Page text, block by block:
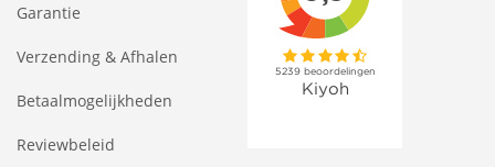
Garantie
Verzending & Afhalen
Betaalmogelijkheden
Reviewbeleid